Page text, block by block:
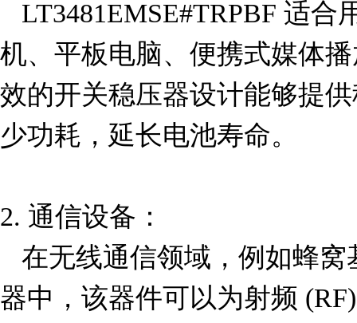
机、平板电脑、便携式媒体
效的开关稳压器设计能够提
少功耗，延长电池寿命。
2. 通信设备：
器中，该器件可以为射频